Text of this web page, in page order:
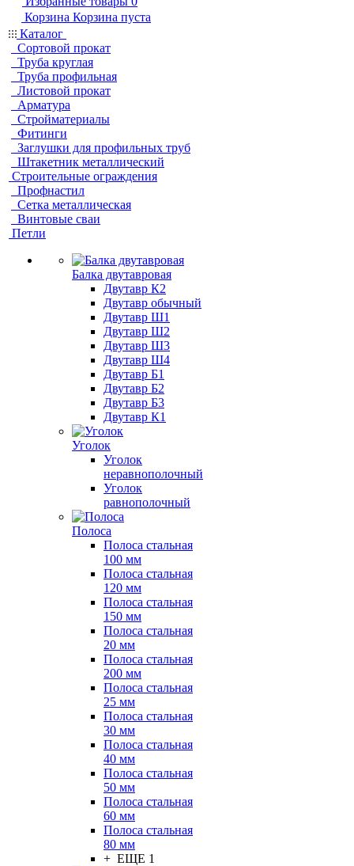
Корзина Корзина пуста
Каталог
Сортовой прокат
Труба круглая
Труба профильная
Листовой прокат
Арматура
Стройматериалы
Фитинги
Заглушки для профильных труб
Штакетник металлический
Строительные ограждения
Профнастил
Сетка металлическая
Винтовые сваи
Петли
Балка двутавровая
Двутавр К2
Двутавр обычный
Двутавр Ш1
Двутавр Ш2
Двутавр Ш3
Двутавр Ш4
Двутавр Б1
Двутавр Б2
Двутавр Б3
Двутавр К1
Уголок
Уголок
неравнополочный
Уголок
равнополочный
Полоса
Полоса стальная
100 мм
Полоса стальная
120 мм
Полоса стальная
150 мм
Полоса стальная
20 мм
Полоса стальная
200 мм
Полоса стальная
25 мм
Полоса стальная
30 мм
Полоса стальная
40 мм
Полоса стальная
50 мм
Полоса стальная
60 мм
Полоса стальная
80 мм
+ ЕЩЕ 1